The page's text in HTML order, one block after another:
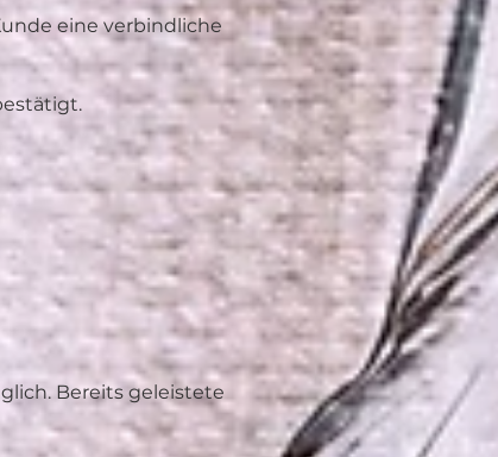
eine verbindliche
Bereits geleistete